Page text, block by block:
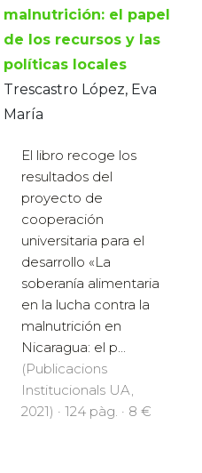
malnutrición: el papel
de los recursos y las
políticas locales
Trescastro López, Eva
María
El libro recoge los
resultados del
proyecto de
cooperación
universitaria para el
desarrollo «La
soberanía alimentaria
en la lucha contra la
malnutrición en
Nicaragua: el p...
(Publicacions
Institucionals UA,
2021) · 124 pàg. · 8 €